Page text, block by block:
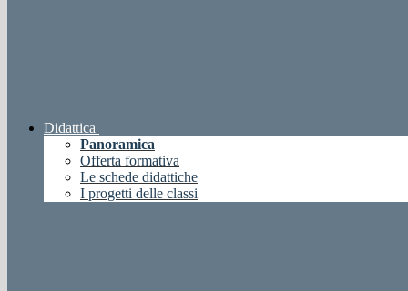
Didattica
Panoramica
Offerta formativa
Le schede didattiche
I progetti delle classi